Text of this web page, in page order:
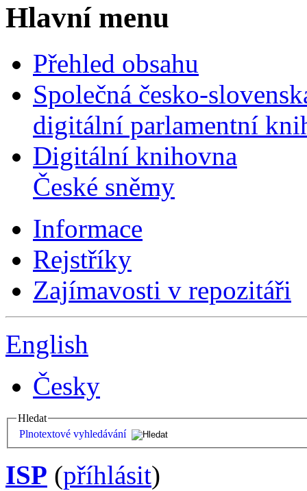
Hlavní menu
Přehled obsahu
Společná česko-
digitální parlamentní
Digitální knihovna
České sněmy
Informace
Rejstříky
Zajímavosti v repozitáři
English
Česky
Hledat
Plnotextové vyhledávání
ISP (příhlásit)